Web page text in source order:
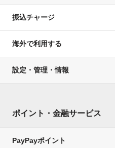
振込チャージ
海外で利用する
設定・管理・情報
ポイント・金融サービス
PayPayポイント